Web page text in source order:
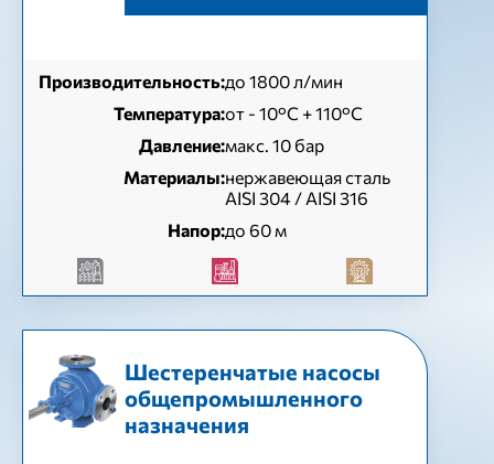
Производительность:до 1800 л/мин
Температура:от - 10°C + 110°C
Давление:макс. 10 бар
Материалы:нержавеющая сталь
AISI 304 / AISI 316
Напор:до 60 м
Шестеренчатые насосы
общепромышленного
назначения